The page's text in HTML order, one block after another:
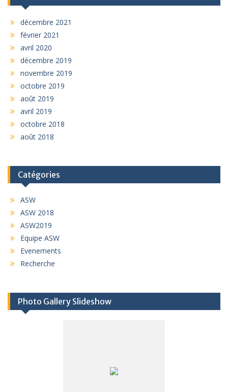
décembre 2021
février 2021
avril 2020
décembre 2019
novembre 2019
octobre 2019
août 2019
avril 2019
octobre 2018
août 2018
Catégories
ASW
ASW 2018
ASW2019
Equipe ASW
Evenements
Recherche
Photo Gallery Slideshow